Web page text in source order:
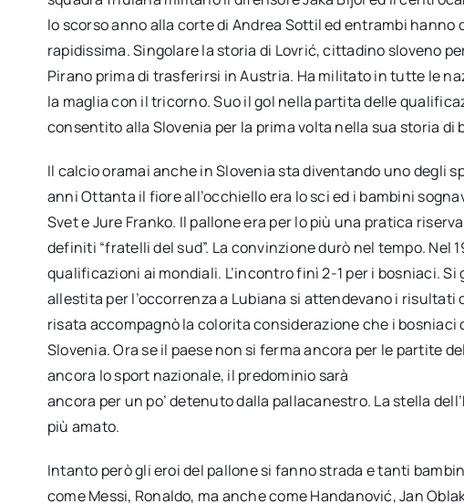
lo scorso anno alla corte di Andrea Sottil ed entrambi
rapidissima. Singolare la storia di Lovrić, cittadino sloveno
Pirano prima di trasferirsi in Austria. Ha militato in tutte le
la maglia con il tricorno. Suo il gol nella partita delle
consentito alla Slovenia per la prima volta nella sua storia di
Il calcio oramai anche in Slovenia sta diventando uno degli
anni Ottanta il fiore all’occhiello era lo sci ed i bambini
Svet e Jure Franko. Il pallone era per lo più una pratica
definiti “fratelli del sud”. La convinzione durò nel tempo. Nel
qualificazioni ai mondiali. L’incontro finì 2-1 per i bosniaci.
allestita per l’occorrenza a Lubiana si attendevano i
risata accompagnò la colorita considerazione che i
Slovenia. Ora se il paese non si ferma ancora per le partite
ancora lo sport nazionale, il predominio sarà
ancora per un po’ detenuto dalla pallacanestro. La stella
più amato.
Intanto però gli eroi del pallone si fanno strada e tanti
come Messi, Ronaldo, ma anche come Handanović, Jan